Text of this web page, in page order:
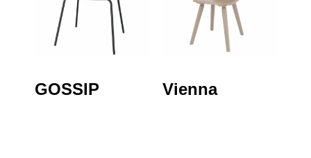
GOSSIP Vienna